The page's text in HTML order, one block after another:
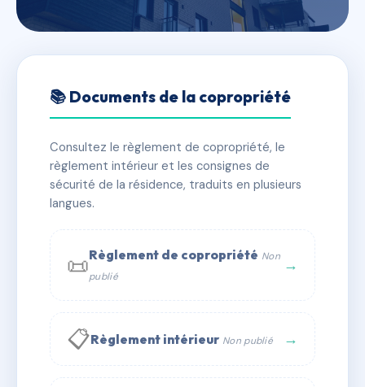
Résidence Belfort
⚠ IMMATRICULEE_RATTACHEMENT_EXPIRE
🏠 5 lots
🏗 1 bâtiment(s)
📞 Contacter Syndic Digital 💬 WhatsApp
✉ Email
📚 Documents de la copropriété
Consultez le règlement de copropriété, le
règlement intérieur et les consignes de
sécurité de la résidence, traduits en plusieurs
langues.
📜Règlement de copropriété Non
publié
→
📋Règlement intérieur Non publié →